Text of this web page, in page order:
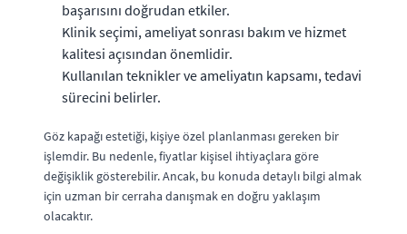
başarısını doğrudan etkiler.
Klinik seçimi, ameliyat sonrası bakım ve hizmet
kalitesi açısından önemlidir.
Kullanılan teknikler ve ameliyatın kapsamı, tedavi
sürecini belirler.
Göz kapağı estetiği, kişiye özel planlanması gereken bir
işlemdir. Bu nedenle, fiyatlar kişisel ihtiyaçlara göre
değişiklik gösterebilir. Ancak, bu konuda detaylı bilgi almak
için uzman bir cerraha danışmak en doğru yaklaşım
olacaktır.